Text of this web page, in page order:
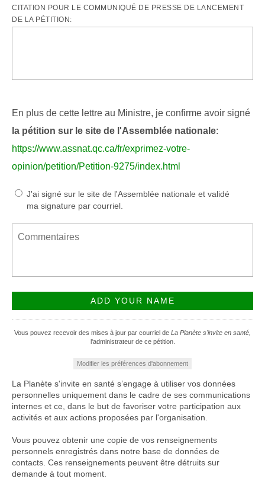
CITATION POUR LE COMMUNIQUÉ DE PRESSE DE LANCEMENT
DE LA PÉTITION:
En plus de cette lettre au Ministre, je confirme avoir signé
la pétition sur le site de l'Assemblée nationale:
https://www.assnat.qc.ca/fr/exprimez-votre-
opinion/petition/Petition-9275/index.html
J'ai signé sur le site de l'Assemblée nationale et validé
ma signature par courriel.
Vous pouvez recevoir des mises à jour par courriel de La Planète s'invite en santé,
l'administrateur de ce pétition.
Modifier les préférences d'abonnement
La Planète s'invite en santé s’engage à utiliser vos données
personnelles uniquement dans le cadre de ses communications
internes et ce, dans le but de favoriser votre participation aux
activités et aux actions proposées par l'organisation.
Vous pouvez obtenir une copie de vos renseignements
personnels enregistrés dans notre base de données de
contacts. Ces renseignements peuvent être détruits sur
demande à tout moment.